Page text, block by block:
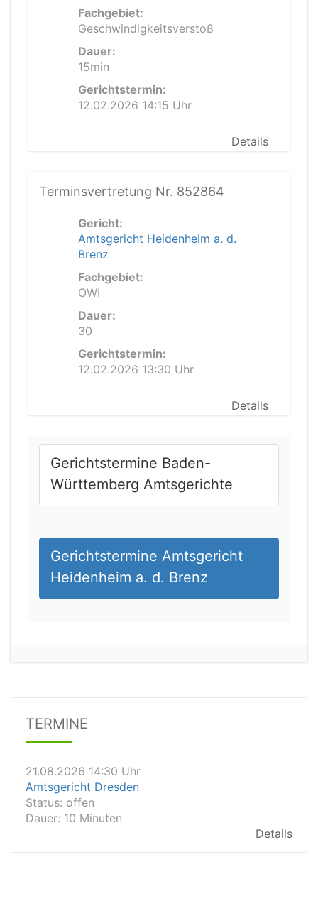
Fachgebiet:
Geschwindigkeitsverstoß
Dauer:
15min
Gerichtstermin:
12.02.2026 14:15 Uhr
Details
Terminsvertretung Nr. 852864
Gericht:
Amtsgericht Heidenheim a. d.
Brenz
Fachgebiet:
OWI
Dauer:
30
Gerichtstermin:
12.02.2026 13:30 Uhr
Details
Gerichtstermine Baden-
Württemberg Amtsgerichte
Gerichtstermine Amtsgericht
Heidenheim a. d. Brenz
TERMINE
Status:offen
Dauer: 10 Minuten
21.08.2026 14:20 Uhr